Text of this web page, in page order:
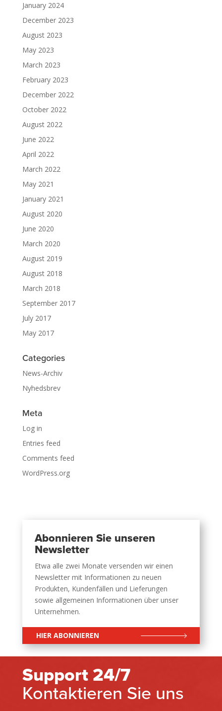
January 2024
December 2023
August 2023
May 2023
March 2023
February 2023
December 2022
October 2022
August 2022
June 2022
April 2022
March 2022
May 2021
January 2021
August 2020
June 2020
March 2020
August 2019
August 2018
March 2018
September 2017
July 2017
May 2017
Categories
News-Archiv
Nyhedsbrev
Meta
Log in
Entries feed
Comments feed
WordPress.org
Abonnieren Sie unseren
Newsletter
Etwa alle zwei Monate versenden wir einen
Newsletter mit Informationen zu neuen
Produkten, Kundenfällen und Lieferungen
sowie allgemeinen Informationen über unser
Unternehmen.
HIER ABONNIEREN
Support 24/7
Kontaktieren Sie uns